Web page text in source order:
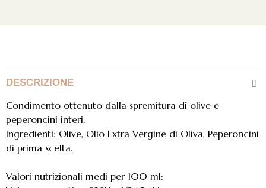
DESCRIZIONE
Condimento ottenuto dalla spremitura di olive e
peperoncini interi.
Ingredienti: Olive, Olio Extra Vergine di Oliva, Peperoncini
di prima scelta.
Valori nutrizionali medi per 100 ml: